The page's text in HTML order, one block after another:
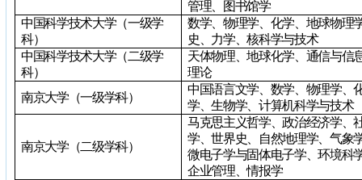
管理、图书馆学
中国科学技术大学（一级学
科）
数学、物理学、化学、地球物理
史、力学、核科学与技术
中国科学技术大学（二级学
科）
天体物理、地球化学、通信与信
理论
南京大学（一级学科）
中国语言文学、数学、物理学、
学、生物学、计算机科学与技术
南京大学（二级学科）
马克思主义哲学、政治经济学、
学、世界史、自然地理学、气象
微电子学与固体电子学、环境科
企业管理、情报学